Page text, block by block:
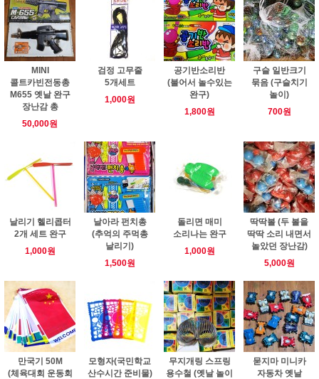
MINI
콜트카빈전동총
M655 옛날 완구
장난감 총
50,000원
검정 고무줄
5개세트
1,000원
공기반소리반
(불어서 놀수있는
완구)
1,800원
구슬 일반크기
묶음 (구슬치기
놀이)
700원
날리기 헬리콥터
2개 세트 완구
1,000원
날아라 펀치총
(추억의 주먹총
날리기)
1,500원
돌리면 매미
소리나는 완구
1,000원
딱딱볼 (두 볼을
딱딱 소리 내면서
놀았던 장난감)
5,000원
만국기 50M
(체육대회 운동회
모형자(국민학교
산수시간 준비물)
무지개링 스프링
용수철 (옛날 놀이
묻지마 미니카
자동차 옛날